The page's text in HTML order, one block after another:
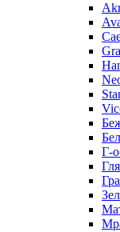
Г-